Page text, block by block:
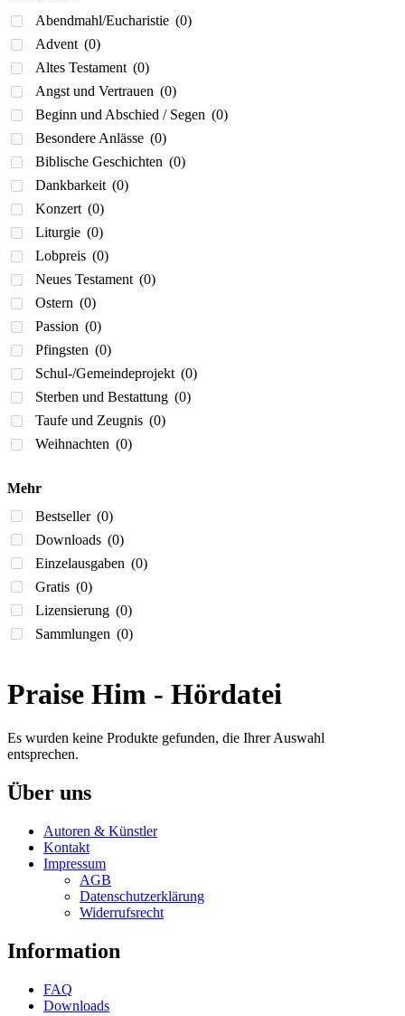
Abendmahl/Eucharistie (0)
Advent (0)
Altes Testament (0)
Angst und Vertrauen (0)
Beginn und Abschied / Segen (0)
Besondere Anlässe (0)
Biblische Geschichten (0)
Dankbarkeit (0)
Konzert (0)
Liturgie (0)
Lobpreis (0)
Neues Testament (0)
Ostern (0)
Passion (0)
Pfingsten (0)
Schul-/Gemeindeprojekt (0)
Sterben und Bestattung (0)
Taufe und Zeugnis (0)
Weihnachten (0)
Mehr
Bestseller (0)
Downloads (0)
Einzelausgaben (0)
Gratis (0)
Lizensierung (0)
Sammlungen (0)
Praise Him - Hördatei
Es wurden keine Produkte gefunden, die Ihrer Auswahl
entsprechen.
Über uns
Autoren & Künstler
Kontakt
Impressum
AGB
Datenschutzerklärung
Widerrufsrecht
Information
FAQ
Downloads